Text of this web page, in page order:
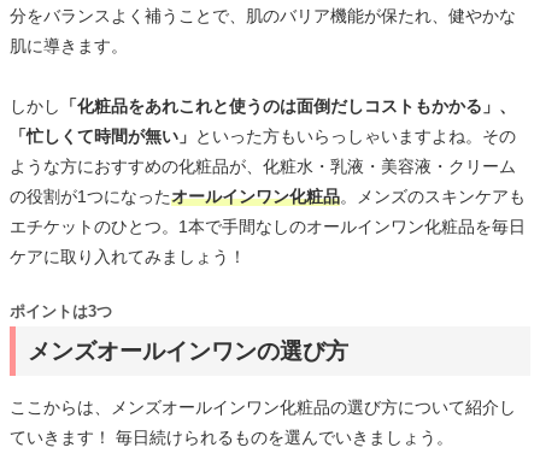
分をバランスよく補うことで、肌のバリア機能が保たれ、健やかな
肌に導きます。
しかし
「化粧品をあれこれと使うのは面倒だしコストもかかる」、
「忙しくて時間が無い」 といった方もいらっしゃいますよね。その
ような方におすすめの化粧品が、化粧水・乳液・美容液・クリーム
の役割が1つになったオールインワン化粧品。メンズのスキンケアも
エチケットのひとつ。1本で手間なしのオールインワン化粧品を毎日
ケアに取り入れてみましょう！
メンズオールインワンの選び方
ポイントは3つ
ここからは、メンズオールインワン化粧品の選び方について紹介し
ていきます！ 毎日続けられるものを選んでいきましょう。